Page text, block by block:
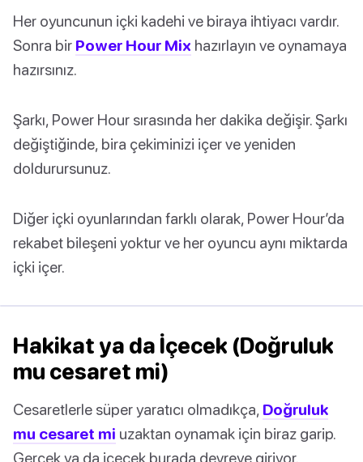
Her oyuncunun içki kadehi ve biraya ihtiyacı vardır.
Sonra bir Power Hour Mix hazırlayın ve oynamaya
hazırsınız.
Şarkı, Power Hour sırasında her dakika değişir. Şarkı
değiştiğinde, bira çekiminizi içer ve yeniden
doldurursunuz.
Diğer içki oyunlarından farklı olarak, Power Hour’da
rekabet bileşeni yoktur ve her oyuncu aynı miktarda
içki içer.
Hakikat ya da İçecek (Doğruluk
mu cesaret mi)
Cesaretlerle süper yaratıcı olmadıkça, Doğruluk
mu cesaret mi uzaktan oynamak için biraz garip.
Gerçek ya da içecek burada devreye giriyor.